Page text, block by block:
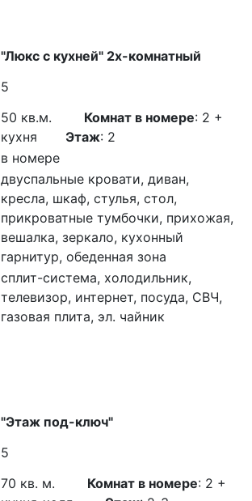
"Люкс с кухней" 2х-комнатный
5
50 кв.м. Комнат в номере: 2 +
кухня Этаж: 2
в номере
двуспальные кровати, диван,
кресла, шкаф, стулья, стол,
прикроватные тумбочки, прихожая,
вешалка, зеркало, кухонный
гарнитур, обеденная зона
сплит-система, холодильник,
телевизор, интернет, посуда, СВЧ,
газовая плита, эл. чайник
"Этаж под-ключ"
5
70 кв. м. Комнат в номере: 2 +